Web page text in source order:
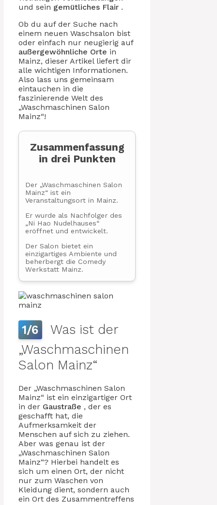
und sein gemütliches Flair .
Ob du auf der Suche nach
einem neuen Waschsalon bist
oder einfach nur neugierig auf
außergewöhnliche Orte in
Mainz, dieser Artikel liefert dir
alle wichtigen Informationen.
Also lass uns gemeinsam
eintauchen in die
faszinierende Welt des
„Waschmaschinen Salon
Mainz“!
Zusammenfassung
in drei Punkten
Der „Waschmaschinen Salon
Mainz“ ist ein
Veranstaltungsort in Mainz.
Er wurde als Nachfolger des
„Ni Hao Nudelhauses“
eröffnet und entwickelt.
Der Salon bietet ein
einzigartiges Ambiente und
beherbergt die Comedy
Werkstatt Mainz.
1/6
Was ist der
„Waschmaschinen
Salon Mainz“
Der „Waschmaschinen Salon
Mainz“ ist ein einzigartiger Ort
in der Gaustraße , der es
geschafft hat, die
Aufmerksamkeit der
Menschen auf sich zu ziehen.
Aber was genau ist der
„Waschmaschinen Salon
Mainz“? Hierbei handelt es
sich um einen Ort, der nicht
nur zum Waschen von
Kleidung dient, sondern auch
ein Ort des Zusammentreffens